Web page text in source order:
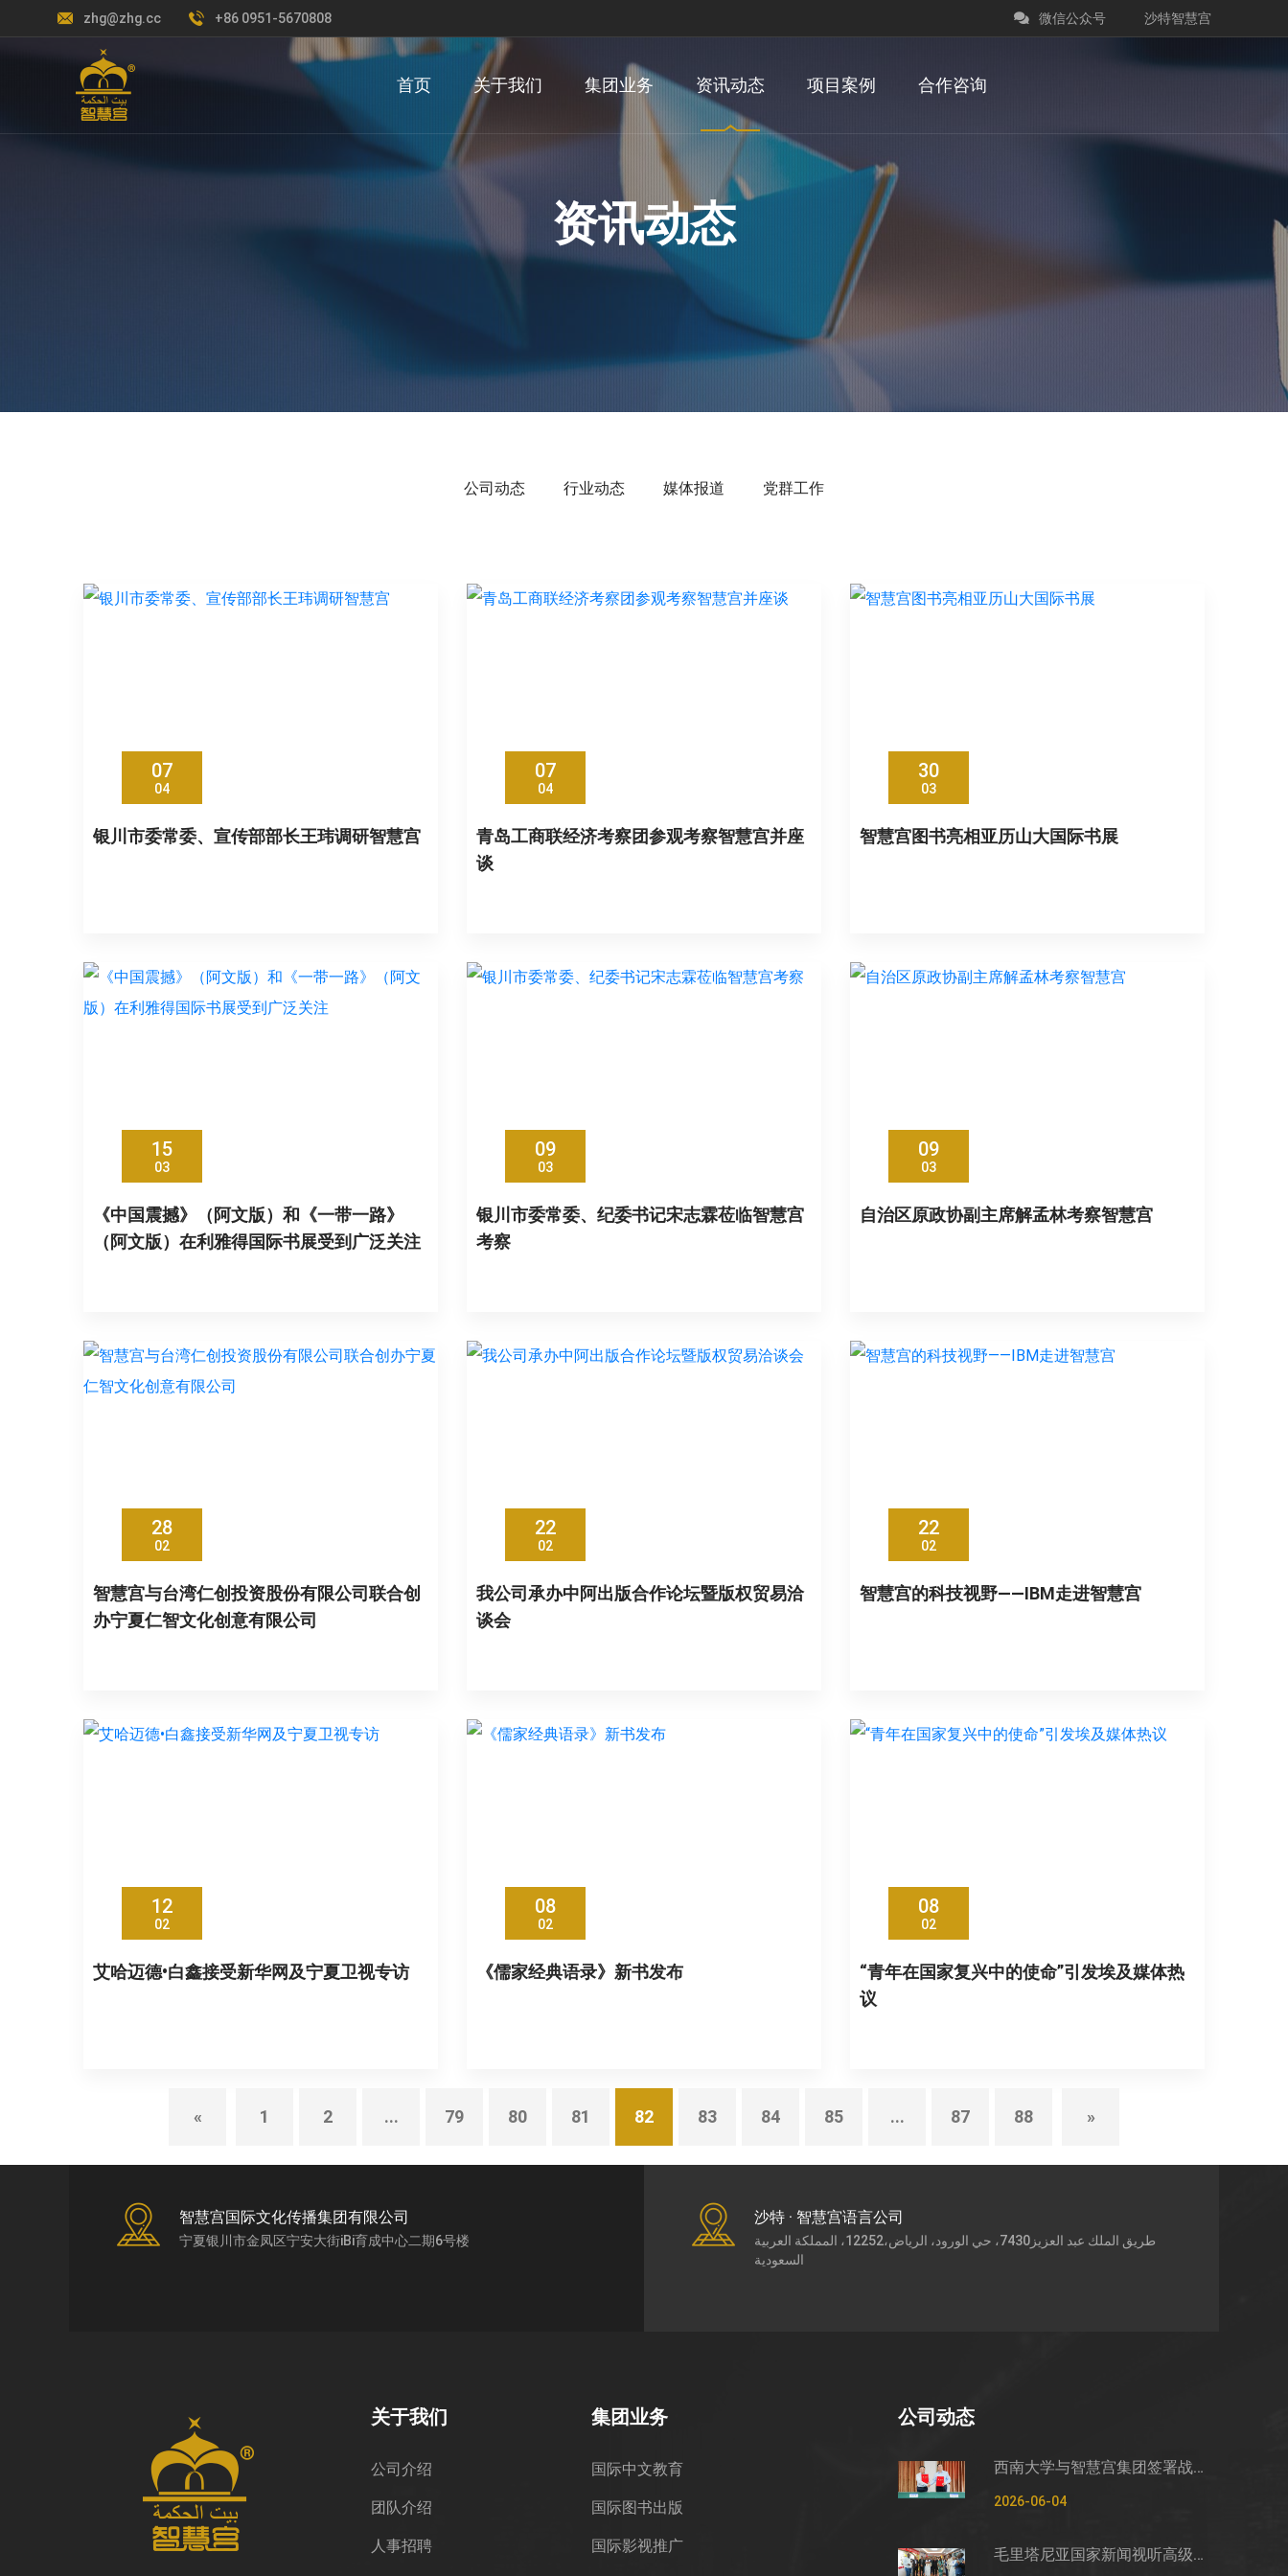
zhg@zhg.cc +86 0951-5670808 沙特智慧宫
微信公众号
首页 关于我们 集团业务 资讯动态 项目案例 合作咨询
资讯动态
公司动态 行业动态 媒体报道 党群工作
07
04
银川市委常委、宣传部部长王玮调研智慧宫
07
04
青岛工商联经济考察团参观考察智慧宫并座
谈
30
03
智慧宫图书亮相亚历山大国际书展
15
03
《中国震撼》（阿文版）和《一带一路》
（阿文版）在利雅得国际书展受到广泛关注
09
03
银川市委常委、纪委书记宋志霖莅临智慧宫
考察
09
03
自治区原政协副主席解孟林考察智慧宫
28
02
智慧宫与台湾仁创投资股份有限公司联合创
办宁夏仁智文化创意有限公司
22
02
我公司承办中阿出版合作论坛暨版权贸易洽
谈会
22
02
智慧宫的科技视野——IBM走进智慧宫
12
02
艾哈迈德•白鑫接受新华网及宁夏卫视专访
08
02
《儒家经典语录》新书发布
08
02
“青年在国家复兴中的使命”引发埃及媒体热
议
« 1 2 ... 79 80 81 82 83 84 85 ... 87 88 »
智慧宫国际文化传播集团有限公司
宁夏银川市金凤区宁安大街iBi育成中心二期6号楼
沙特 · 智慧宫语言公司
طريق الملك عبد العزيز7430، حي الورود، الرياض،12252، المملكة العربية
السعودية
关于我们
公司介绍
团队介绍
人事招聘
集团业务
国际中文教育
国际图书出版
国际影视推广
公司动态
西南大学与智慧宫集团签署战略合作框架协议
2026-06-04
毛里塔尼亚国家新闻视听高级管理局监测管控司司长穆罕默德·哈桑·埃萨利姆一行莅临智慧宫调研